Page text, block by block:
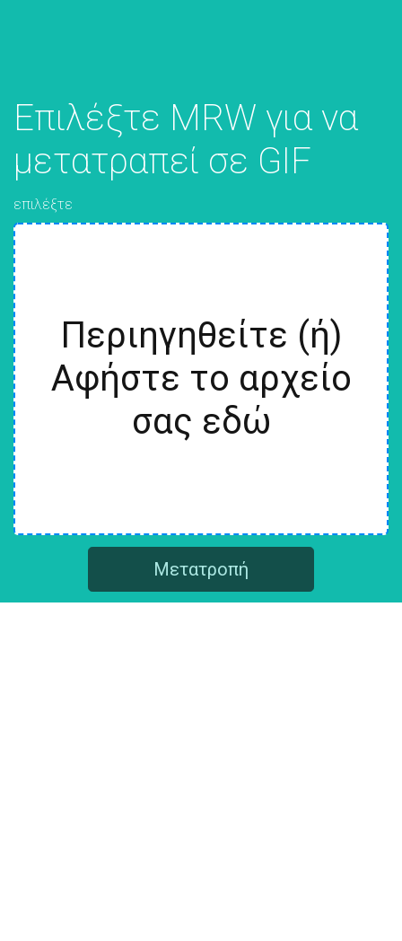
Επιλέξτε MRW για να
μετατραπεί σε GIF
επιλέξτε
Περιηγηθείτε (ή)
Αφήστε το αρχείο
σας εδώ
Μετατροπή